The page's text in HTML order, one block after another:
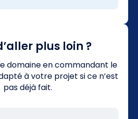
plus loin ?
domaine en commandant le
à votre projet si ce n’est
pas déjà fait.